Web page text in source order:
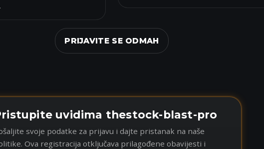
PRIJAVITE SE ODMAH
uvidima thestock-blast-pro
svoje podatke za prijavu i dajte pristanak na naše
Ova registracija otključava prilagođene obavijesti i